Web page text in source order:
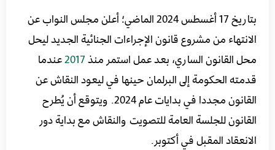
بتاريخ 17 أغسطس 2024 الماضي؛ أعلن مجلس النواب عن
الانتهاء من مشروع قانون الإجراءات الجنائية الجديد ليحل
محل القانون الساري، بعد عمل استمر منذ2017عندما
قدمته الحكومة إلى البرلمان حينها في ليعود النقاش عن
القانون مجددا في بدايات عام 2024. ويتوقع أن يُطرح
القانون للجلسة العامة للتصويت والنقاش مع بداية دور
الانعقاد المقبل في أكتوبر.